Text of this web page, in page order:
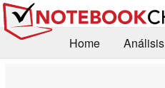
Home Análisis